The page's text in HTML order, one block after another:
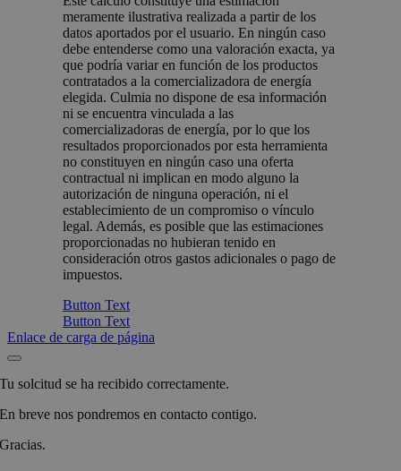
meramente ilustrativa realizada a partir de los
datos aportados por el usuario. En ningún caso
debe entenderse como una valoración exacta, ya
que podría variar en función de los productos
contratados a la comercializadora de energía
elegida. Culmia no dispone de esa información
ni se encuentra vinculada a las
comercializadoras de energía, por lo que los
resultados proporcionados por esta herramienta
no constituyen en ningún caso una oferta
contractual ni implican en modo alguno la
autorización de ninguna operación, ni el
establecimiento de un compromiso o vínculo
legal. Además, es posible que las estimaciones
proporcionadas no hubieran tenido en
consideración otros gastos adicionales o pago de
impuestos.
Button Text
Button Text
Enlace de carga de página
Tu solcitud se ha recibido correctamente.
En breve nos pondremos en contacto contigo.
Gracias.